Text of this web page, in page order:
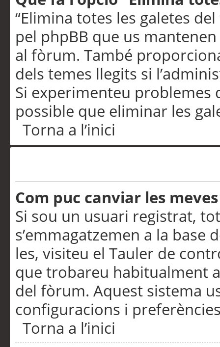
“Elimina totes les galetes
pel phpBB que us
al fòrum. També
dels temes llegits si
Si experimenteu problemes
possible que eliminar les
Torna a l’inici
Com puc canviar les
Si sou un usuari registrat,
s’emmagatzemen a la
les, visiteu el Tauler de
que trobareu habitualment
del fòrum. Aquest sistema
configuracions i
Torna a l’inici